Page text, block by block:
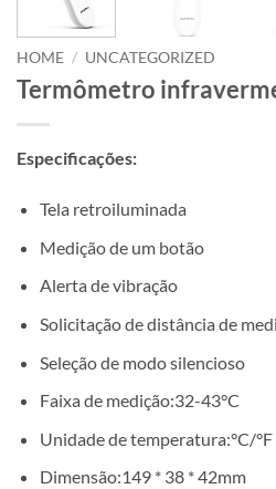
HOME / UNCATEGORIZED
Termômetro
Especificações:
Tela retroiluminada
Medição de um botão
Alerta de vibração
Solicitação de distância de
Seleção de modo silencioso
Faixa de medição:32-43°C
Unidade de temperatura:°C/°F
Dimensão:149 * 38 * 42mm